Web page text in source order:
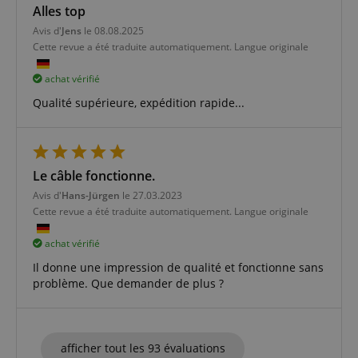
Alles top
Avis d'Jens le 08.08.2025
Cette revue a été traduite automatiquement. Langue originale
achat vérifié
Qualité supérieure, expédition rapide...
Le câble fonctionne.
Avis d'Hans-Jürgen le 27.03.2023
Cette revue a été traduite automatiquement. Langue originale
achat vérifié
Il donne une impression de qualité et fonctionne sans
problème. Que demander de plus ?
afficher tout les 93 évaluations
CookieScriptConsent
.kirstein.fr
sid_key
CrossDomainCookieScriptConsent_389
.crossdomain.cookie-